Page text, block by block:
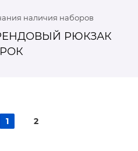
наличия наборов
РЮКЗАК
1 2